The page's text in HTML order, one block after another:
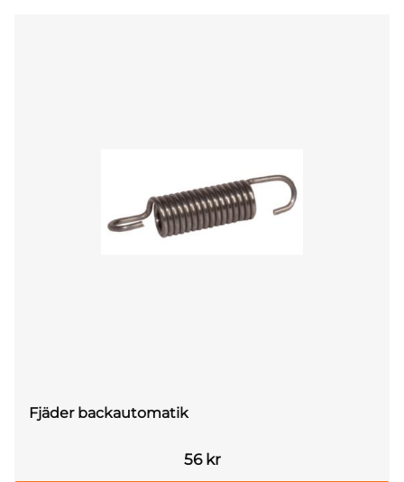
Fjäder backautomatik
56kr